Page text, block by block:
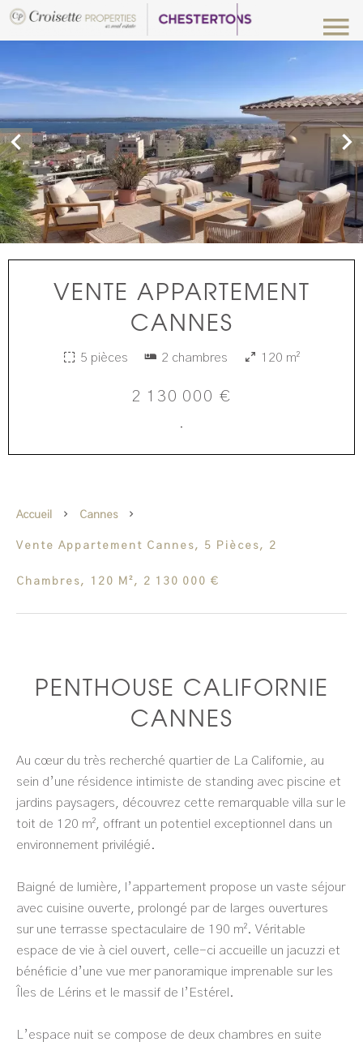
VENTE APPARTEMENT
CANNES
5 pièces 2 chambres 120 m²
2 130 000 €
·
Accueil Cannes
Vente Appartement Cannes, 5 Pièces, 2
Chambres, 120 M², 2 130 000 €
PENTHOUSE CALIFORNIE
CANNES
Au cœur du très recherché quartier de La Californie, au
sein d’une résidence intimiste de standing avec piscine et
jardins paysagers, découvrez cette remarquable villa sur le
toit de 120 m², offrant un potentiel exceptionnel dans un
environnement privilégié.
Baigné de lumière, l’appartement propose un vaste séjour
avec cuisine ouverte, prolongé par de larges ouvertures
sur une terrasse spectaculaire de 190 m². Véritable
espace de vie à ciel ouvert, celle-ci accueille un jacuzzi et
bénéficie d’une vue mer panoramique imprenable sur les
Îles de Lérins et le massif de l’Estérel.
L’espace nuit se compose de deux chambres en suite